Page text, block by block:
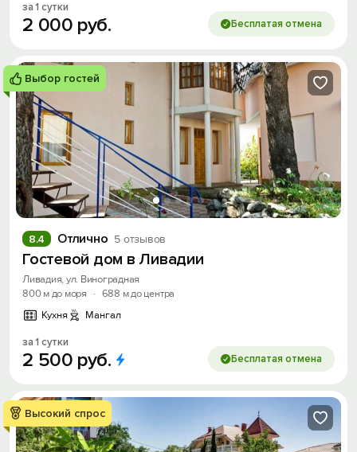
за 1 сутки
2 000 руб. Бесплатая отмена
Выбор гостей
Отлично 5 отзывов
8.4
Гостевой дом в Ливадии
Ливадия, ул. Виноградная
800 м до моря
· 688 м до центра
Кухня
Мангал
за 1 сутки
2 500 руб. Бесплатая отмена
Высокий спрос